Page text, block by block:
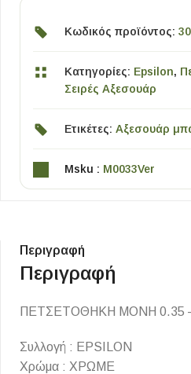
Κωδικός προϊόντος:
Κατηγορίες: Epsilon,
Σειρές Αξεσουάρ
Ετικέτες: Αξεσουάρ
Msku : M0033Ver
Περιγραφή
Περιγραφή
ΠΕΤΣΕΤΟΘΗΚΗ ΜΟΝΗ 0.35
Συλλογή : EPSILON
Χρώμα : ΧΡΩΜΕ